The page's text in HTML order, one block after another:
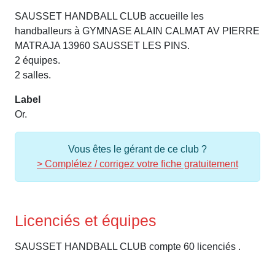
SAUSSET HANDBALL CLUB accueille les
handballeurs à GYMNASE ALAIN CALMAT AV PIERRE
MATRAJA 13960 SAUSSET LES PINS.
2 équipes.
2 salles.
Label
Or.
Vous êtes le gérant de ce club ?
> Complétez / corrigez votre fiche gratuitement
Licenciés et équipes
SAUSSET HANDBALL CLUB compte 60 licenciés .